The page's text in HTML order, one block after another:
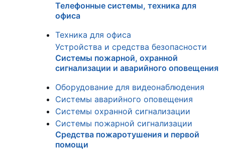
Телефонные системы, техника для
офиса
Техника для офиса
Устройства и средства безопасности
Системы пожарной, охранной
сигнализации и аварийного оповещения
Оборудование для видеонаблюдения
Системы аварийного оповещения
Системы охранной сигнализации
Системы пожарной сигнализации
Средства пожаротушения и первой
помощи